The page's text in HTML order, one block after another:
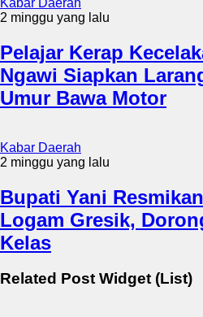
2 minggu yang lalu
Pelajar Kerap
Ngawi Siapkan
Umur Bawa Motor
Kabar Daerah
2 minggu yang lalu
Bupati Yani
Logam Gresik,
Kelas
Related Post Widget (List)